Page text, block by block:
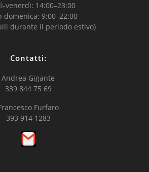
venerdì: 14:00–23:00
domenica: 9:00–22:00
durante il periodo estivo)
Contatti:
Andrea Gigante
339 844 75 69
Furfaro
393 914 1283